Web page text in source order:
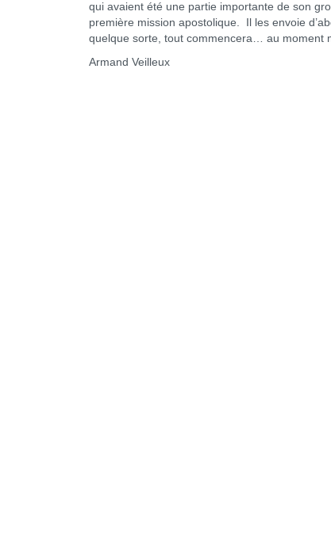
qui avaient été une partie importante de son
première mission apostolique. Il les envoie
quelque sorte, tout commencera… au moment
Armand Veilleux